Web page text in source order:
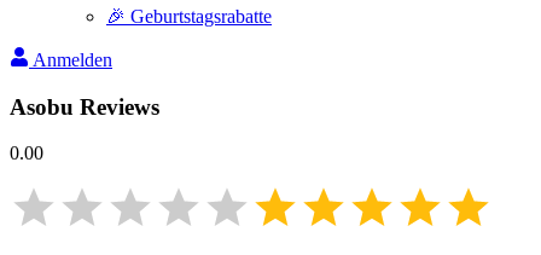
🎉 Geburtstagsrabatte
Anmelden
Asobu Reviews
0.00